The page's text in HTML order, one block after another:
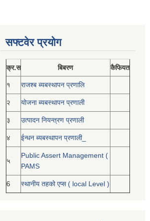
सफ्टवेर प्रयोग
क्र.स बिबरण कैफियत
१ राजश्ब ब्यबस्थापन प्रणालि
२ योजना ब्यबस्थापन प्रणाली
३ उत्पादन नियन्त्रण प्रणाली
४ ईन्धन ब्यबस्थापन प्रणाली_
५
Public Assert Management (
PAMS
6 स्थानीय तहको एप्स ( local Level )